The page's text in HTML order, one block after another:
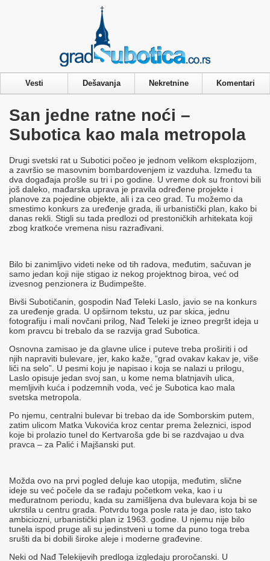
Vesti Dešavanja Nekretnine Komentari
San jedne ratne noći –
Subotica kao mala metropola
Drugi svetski rat u Subotici počeo je jednom velikom eksplozijom,
a završio se masovnim bombardovenjem iz vazduha. Između ta
dva događaja prošle su tri i po godine. U vreme dok su frontovi bili
još daleko, mađarska uprava je pravila određene projekte i
planove za pojedine objekte, ali i za ceo grad. Tu možemo da
smestimo konkurs za uređenje grada, ili urbanistički plan, kako bi
danas rekli. Stigli su tada predlozi od prestoničkih arhitekata koji
zbog kratkoće vremena nisu razrađivani.
Bilo bi zanimljivo videti neke od tih radova, međutim, sačuvan je
samo jedan koji nije stigao iz nekog projektnog biroa, već od
izvesnog penzionera iz Budimpešte.
Bivši Subotičanin, gospodin Nađ Teleki Laslo, javio se na konkurs
za uređenje grada. U opširnom tekstu, uz par skica, jednu
fotografiju i mali novčani prilog, Nađ Teleki je izneo pregršt ideja u
kom pravcu bi trebalo da se razvija grad Subotica.
Osnovna zamisao je da glavne ulice i puteve treba proširiti i od
njih napraviti bulevare, jer, kako kaže, “grad ovakav kakav je, više
liči na selo”. U pesmi koju je napisao i koja se nalazi u prilogu,
Laslo opisuje jedan svoj san, u kome nema blatnjavih ulica,
memljivih kuća i podzemnih voda, već je Subotica kao mala
svetska metropola.
Po njemu, centralni bulevar bi trebao da ide Somborskim putem,
zatim ulicom Matka Vukovića kroz centar prema železnici, ispod
koje bi prolazio tunel do Kertvaroša gde bi se razdvajao u dva
pravca – za Palić i Majšanski put.
Možda ovo na prvi pogled deluje kao utopija, međutim, slične
ideje su već počele da se rađaju početkom veka, kao i u
međuratnom periodu, kada su zamišljena dva bulevara koja bi se
ukrstila u centru grada. Potvrdu toga posle rata je dao, isto tako
ambiciozni, urbanistički plan iz 1963. godine. U njemu nije bilo
tunela ispod pruge ali su jedinstveni u tome da puno toga treba
srušti da bi dobili široke aleje i moderne građevine.
Neki od Nađ Telekijevih predloga izgledaju proročanski. U
Privacy & Cookies Policy